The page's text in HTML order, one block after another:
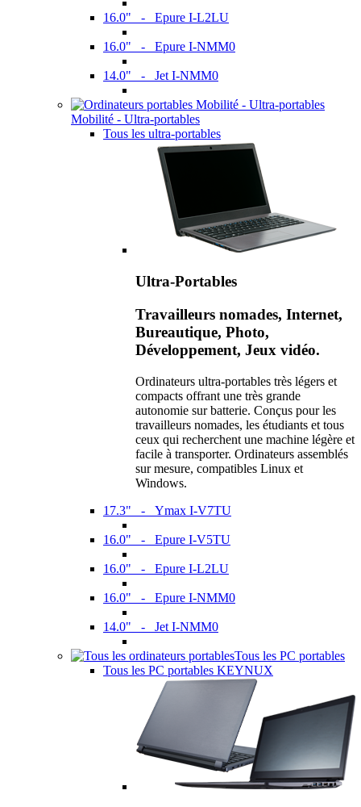
16.0" - Epure I-L2LU
16.0" - Epure I-NMM0
14.0" - Jet I-NMM0
Mobilité - Ultra-portables
Tous les ultra-portables
Ultra-Portables
Travailleurs nomades, Internet,
Bureautique, Photo,
Développement, Jeux vidéo.
Ordinateurs ultra-portables très légers et
compacts offrant une très grande
autonomie sur batterie. Conçus pour les
travailleurs nomades, les étudiants et tous
ceux qui recherchent une machine légère et
facile à transporter. Ordinateurs assemblés
sur mesure, compatibles Linux et
Windows.
17.3" - Ymax I-V7TU
16.0" - Epure I-V5TU
16.0" - Epure I-L2LU
16.0" - Epure I-NMM0
14.0" - Jet I-NMM0
Tous les PC portables
Tous les PC portables KEYNUX